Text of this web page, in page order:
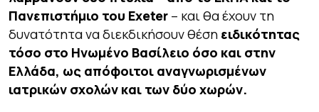
Πανεπιστήμιο του Exeter – και θα έχουν τη
δυνατότητα να διεκδικήσουν θέση ειδικότητας
τόσο στο Ηνωμένο Βασίλειο όσο και στην
Ελλάδα, ως απόφοιτοι αναγνωρισμένων
ιατρικών σχολών και των δύο χωρών.